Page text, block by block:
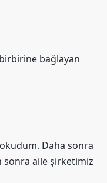
bağlayan
Daha sonra
sonra aile şirketimiz